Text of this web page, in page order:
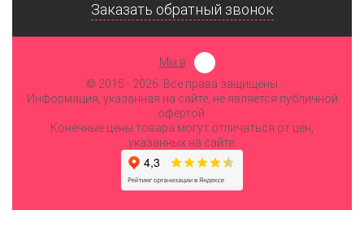
Заказать обратный звонок
Мы в
© 2015 - 2026. Все права защищены
Информация, указанная на сайте, не является публичной
офертой.
Конечные цены товара могут отличаться от цен,
указанных на сайте.